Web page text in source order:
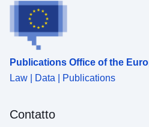
uriRef:
http://
Tipo:
Publications Office of the
Law | Data | Publications
Contatto